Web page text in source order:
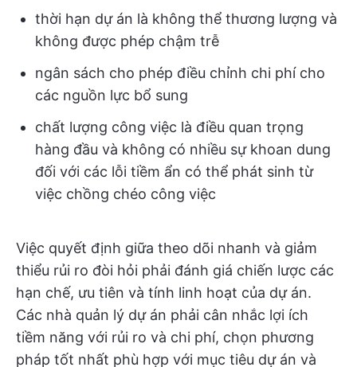
thời hạn dự án là không thể thương lượng và
không được phép chậm trễ
ngân sách cho phép điều chỉnh chi phí cho
các nguồn lực bổ sung
chất lượng công việc là điều quan trọng
hàng đầu và không có nhiều sự khoan dung
đối với các lỗi tiềm ẩn có thể phát sinh từ
việc chồng chéo công việc
Việc quyết định giữa theo dõi nhanh và giảm
thiểu rủi ro đòi hỏi phải đánh giá chiến lược các
hạn chế, ưu tiên và tính linh hoạt của dự án.
Các nhà quản lý dự án phải cân nhắc lợi ích
tiềm năng với rủi ro và chi phí, chọn phương
pháp tốt nhất phù hợp với mục tiêu dự án và